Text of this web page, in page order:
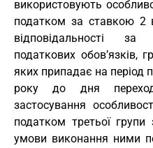
використовують
податком за ставкою 2
відповідальності за
податкових обов’язків,
яких припадає на період
року до дня
застосування
податком третьої
умови виконання ними